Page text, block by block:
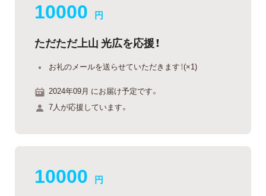
10000 円
ただただ上山 光広を応援！
お礼のメールを送らせていただきます！(×1)
2024年09月 にお届け予定です。
7人が応援しています。
10000 円